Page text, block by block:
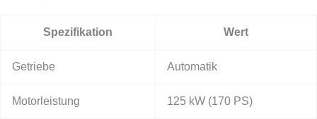
Spezifikation Wert
Getriebe Automatik
Motorleistung 125 kW (170 PS)